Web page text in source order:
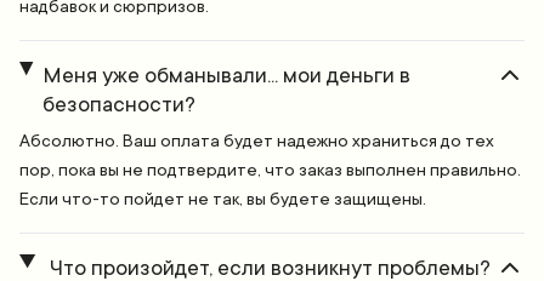
надбавок и сюрпризов.
Меня уже обманывали... мои деньги в
безопасности?
Абсолютно. Ваш оплата будет надежно храниться до тех
пор, пока вы не подтвердите, что заказ выполнен правильно.
Если что-то пойдет не так, вы будете защищены.
Что произойдет, если возникнут проблемы?